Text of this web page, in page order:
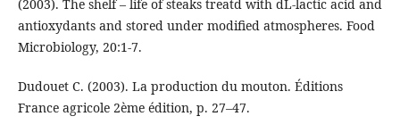
(2003). The shelf – life of steaks treatd with dL-lactic acid and
antioxydants and stored under modified atmospheres. Food
Microbiology, 20:1-7.
Dudouet C. (2003). La production du mouton. Éditions
France agricole 2ème édition, p. 27–47.